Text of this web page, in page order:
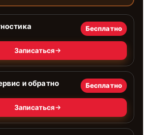
Бесплатно
Записаться
и обратно Бесплатно
Записаться